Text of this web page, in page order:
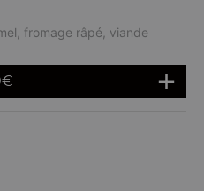
fromage râpé, viande
€